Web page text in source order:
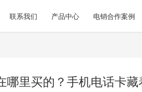
联系我们 产品中心 电销合作案例
哪里买的？手机电话卡